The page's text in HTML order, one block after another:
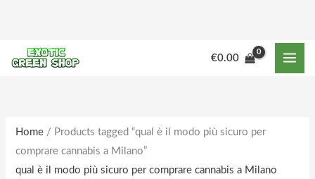
content
€0.00
r
c
Home / Products tagged “qual è il modo più sicuro per
comprare cannabis a Milano”
qual è il modo più sicuro per comprare cannabis a Milano